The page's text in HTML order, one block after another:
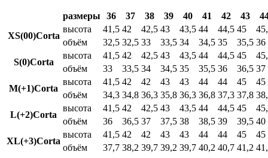
размеры 36 37 38 39 40 41 42 43
XS(00)Corta
высота 41,5 42 42,5 43 43,5 44 44,5 45
объём
32,5 32,5 33 33,5 34 34,5 35 35,5 36
S(0)Corta
высота 41,5 42 42,5 43 43,5 44 44,5 45
объём
33 33,5 34 34,5 35 35,5 36 36,5 37
M(+1)Corta
высота 41,5 42 42 43 43 44 44 45
45
объём
34,3 34,8 36,3 35,8 36,3 36,8 37,3 37,8
L(+2)Corta
высота 41,5 42 42,5 43 43,5 44 44,5 45
объём
36 36,5 37 37,5 38 38,5 39 39,5 40
XL(+3)Corta
высота 41,5 42 42 43 43 44 44 45
45
объём
37,7 38,2 39,7 39,2 39,7 40,2 40,7 41,2